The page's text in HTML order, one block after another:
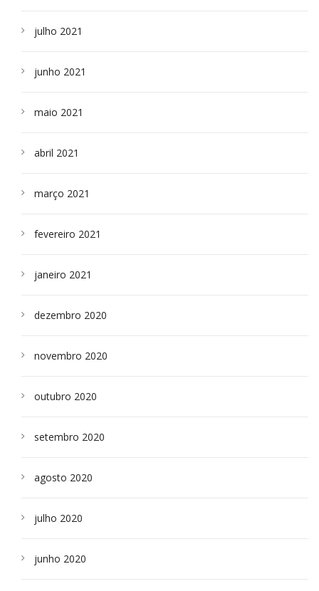
julho 2021
junho 2021
maio 2021
abril 2021
março 2021
fevereiro 2021
janeiro 2021
dezembro 2020
novembro 2020
outubro 2020
setembro 2020
agosto 2020
julho 2020
junho 2020